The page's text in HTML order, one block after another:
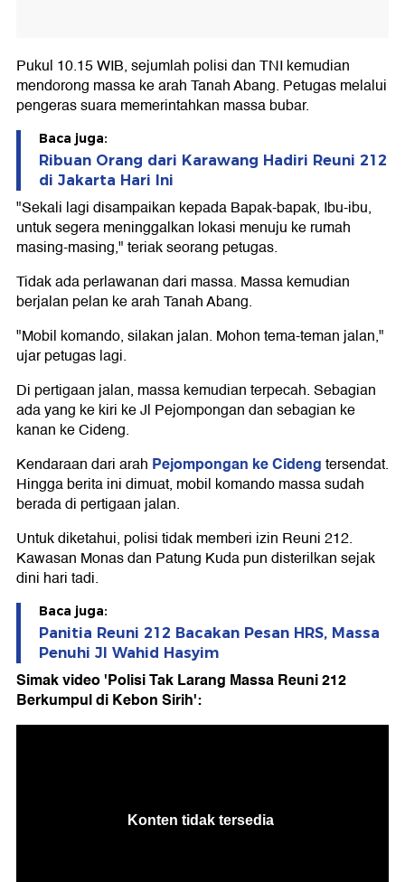
Pukul 10.15 WIB, sejumlah polisi dan TNI kemudian
mendorong massa ke arah Tanah Abang. Petugas melalui
pengeras suara memerintahkan massa bubar.
Baca juga:
Ribuan Orang dari Karawang Hadiri Reuni 212
di Jakarta Hari Ini
"Sekali lagi disampaikan kepada Bapak-bapak, Ibu-ibu,
untuk segera meninggalkan lokasi menuju ke rumah
masing-masing," teriak seorang petugas.
Tidak ada perlawanan dari massa. Massa kemudian
berjalan pelan ke arah Tanah Abang.
"Mobil komando, silakan jalan. Mohon tema-teman jalan,"
ujar petugas lagi.
Di pertigaan jalan, massa kemudian terpecah. Sebagian
ada yang ke kiri ke Jl Pejompongan dan sebagian ke
kanan ke Cideng.
Kendaraan dari arah Pejompongan ke Cidengtersendat.
Hingga berita ini dimuat, mobil komando massa sudah
berada di pertigaan jalan.
Untuk diketahui, polisi tidak memberi izin Reuni 212.
Kawasan Monas dan Patung Kuda pun disterilkan sejak
dini hari tadi.
Baca juga:
Panitia Reuni 212 Bacakan Pesan HRS, Massa
Penuhi Jl Wahid Hasyim
Simak video 'Polisi Tak Larang Massa Reuni 212
Berkumpul di Kebon Sirih':